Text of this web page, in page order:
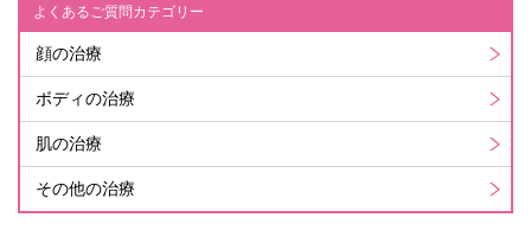
よくあるご質問カテゴリー
顔の治療
ボディの治療
肌の治療
その他の治療